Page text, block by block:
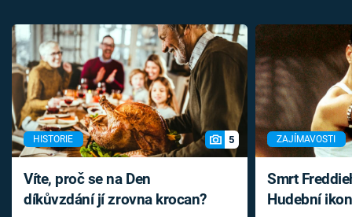
HISTORIE 5
Víte, proč se na Den
díkůvzdání jí zrovna krocan?
ZAJÍMAVOSTI
Smrt
Hudební